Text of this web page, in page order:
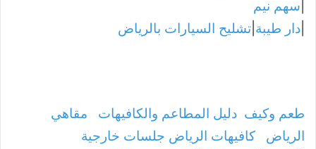
سهم نيم
دار طيبة تشليح السيارات بالرياض
طعم وكيف دليل المطاعم والكافيهات
مقاهي
الرياض
كافيهات الرياض جلسات خارجية